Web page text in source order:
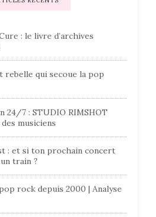
: le livre d’archives
rebelle qui secoue la pop
24/7 : STUDIO RIMSHOT
musiciens
: et si ton prochain concert
train ?
rock depuis 2000 | Analyse